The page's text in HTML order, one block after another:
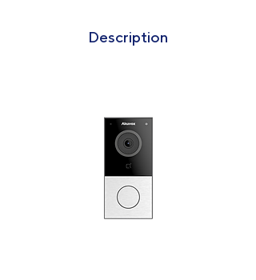
Description